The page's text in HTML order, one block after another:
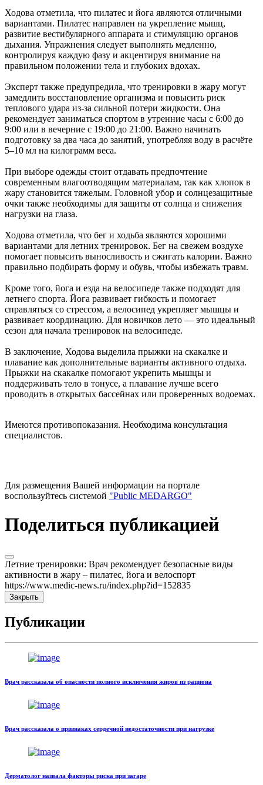
Ходова отметила, что пилатес и йога являются отличными
вариантами. Пилатес направлен на укрепление мышц,
развитие вестибулярного аппарата и стимуляцию органов
дыхания. Упражнения следует выполнять медленно,
контролируя каждую фазу и акцентируя внимание на
правильном положении тела и глубоких вдохах.
Эксперт также предупредила, что тренировки в жару могут
замедлить восстановление организма и повысить риск
теплового удара из-за сильной потери жидкости. Она
рекомендует заниматься спортом в утренние часы с 6:00 до
9:00 или в вечерние с 19:00 до 21:00. Важно начинать
подготовку за два часа до занятий, употребляя воду в расчёте
5–10 мл на килограмм веса.
При выборе одежды стоит отдавать предпочтение
современным влагоотводящим материалам, так как хлопок в
жару становится тяжелым. Головной убор и солнцезащитные
очки также необходимы для защиты от солнца и снижения
нагрузки на глаза.
Ходова отметила, что бег и ходьба являются хорошими
вариантами для летних тренировок. Бег на свежем воздухе
помогает повысить выносливость и сжигать калории. Важно
правильно подбирать форму и обувь, чтобы избежать травм.
Кроме того, йога и езда на велосипеде также подходят для
летнего спорта. Йога развивает гибкость и помогает
справляться со стрессом, а велосипед укрепляет мышцы и
развивает координацию. Для новичков лето — это идеальный
сезон для начала тренировок на велосипеде.
В заключение, Ходова выделила прыжки на скакалке и
плавание как дополнительные варианты активного отдыха.
Прыжки на скакалке помогают укрепить мышцы и
поддерживать тело в тонусе, а плавание лучше всего
проводить в открытых бассейнах или проверенных водоемах.
Имеются противопоказания. Необходима консультация
специалистов.
Для размещения Вашей информации на портале
воспользуйтесь системой "Public MEDARGO"
Поделиться публикацией
Летние тренировки: Врач рекомендует безопасные виды
активности в жару – пилатес, йога и велоспорт
https://www.medic-news.ru/index.php?id=152835
Закрыть
Публикации
Врач рассказала об опасности полного исключения жиров из рациона
Врач рассказала о признаках сердечной недостаточности при нагрузке
Дерматолог назвала факторы риска при загаре